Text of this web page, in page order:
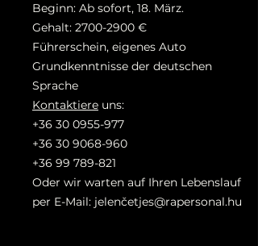
Beginn: Ab sofort, 18. März.
Gehalt: 2700-2900 €
Führerschein, eigenes Auto
Grundkenntnisse der deutschen
Sprache
Kontaktiere uns:
+36 30 0955-977
+36 30 9068-960
+36 99 789-821
Oder wir warten auf Ihren Lebenslauf
per E-Mail: jelenčetjes@rapersonal.hu